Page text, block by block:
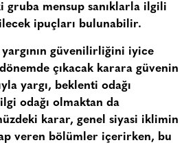
gruba mensup sanıklarla ilgili
ipuçları bulunabilir.
güvenilirliğini iyice
çıkacak karara güvenin
yargı, beklenti odağı
odağı olmaktan da
karar, genel siyasi iklimin
veren bölümler içerirken, bu